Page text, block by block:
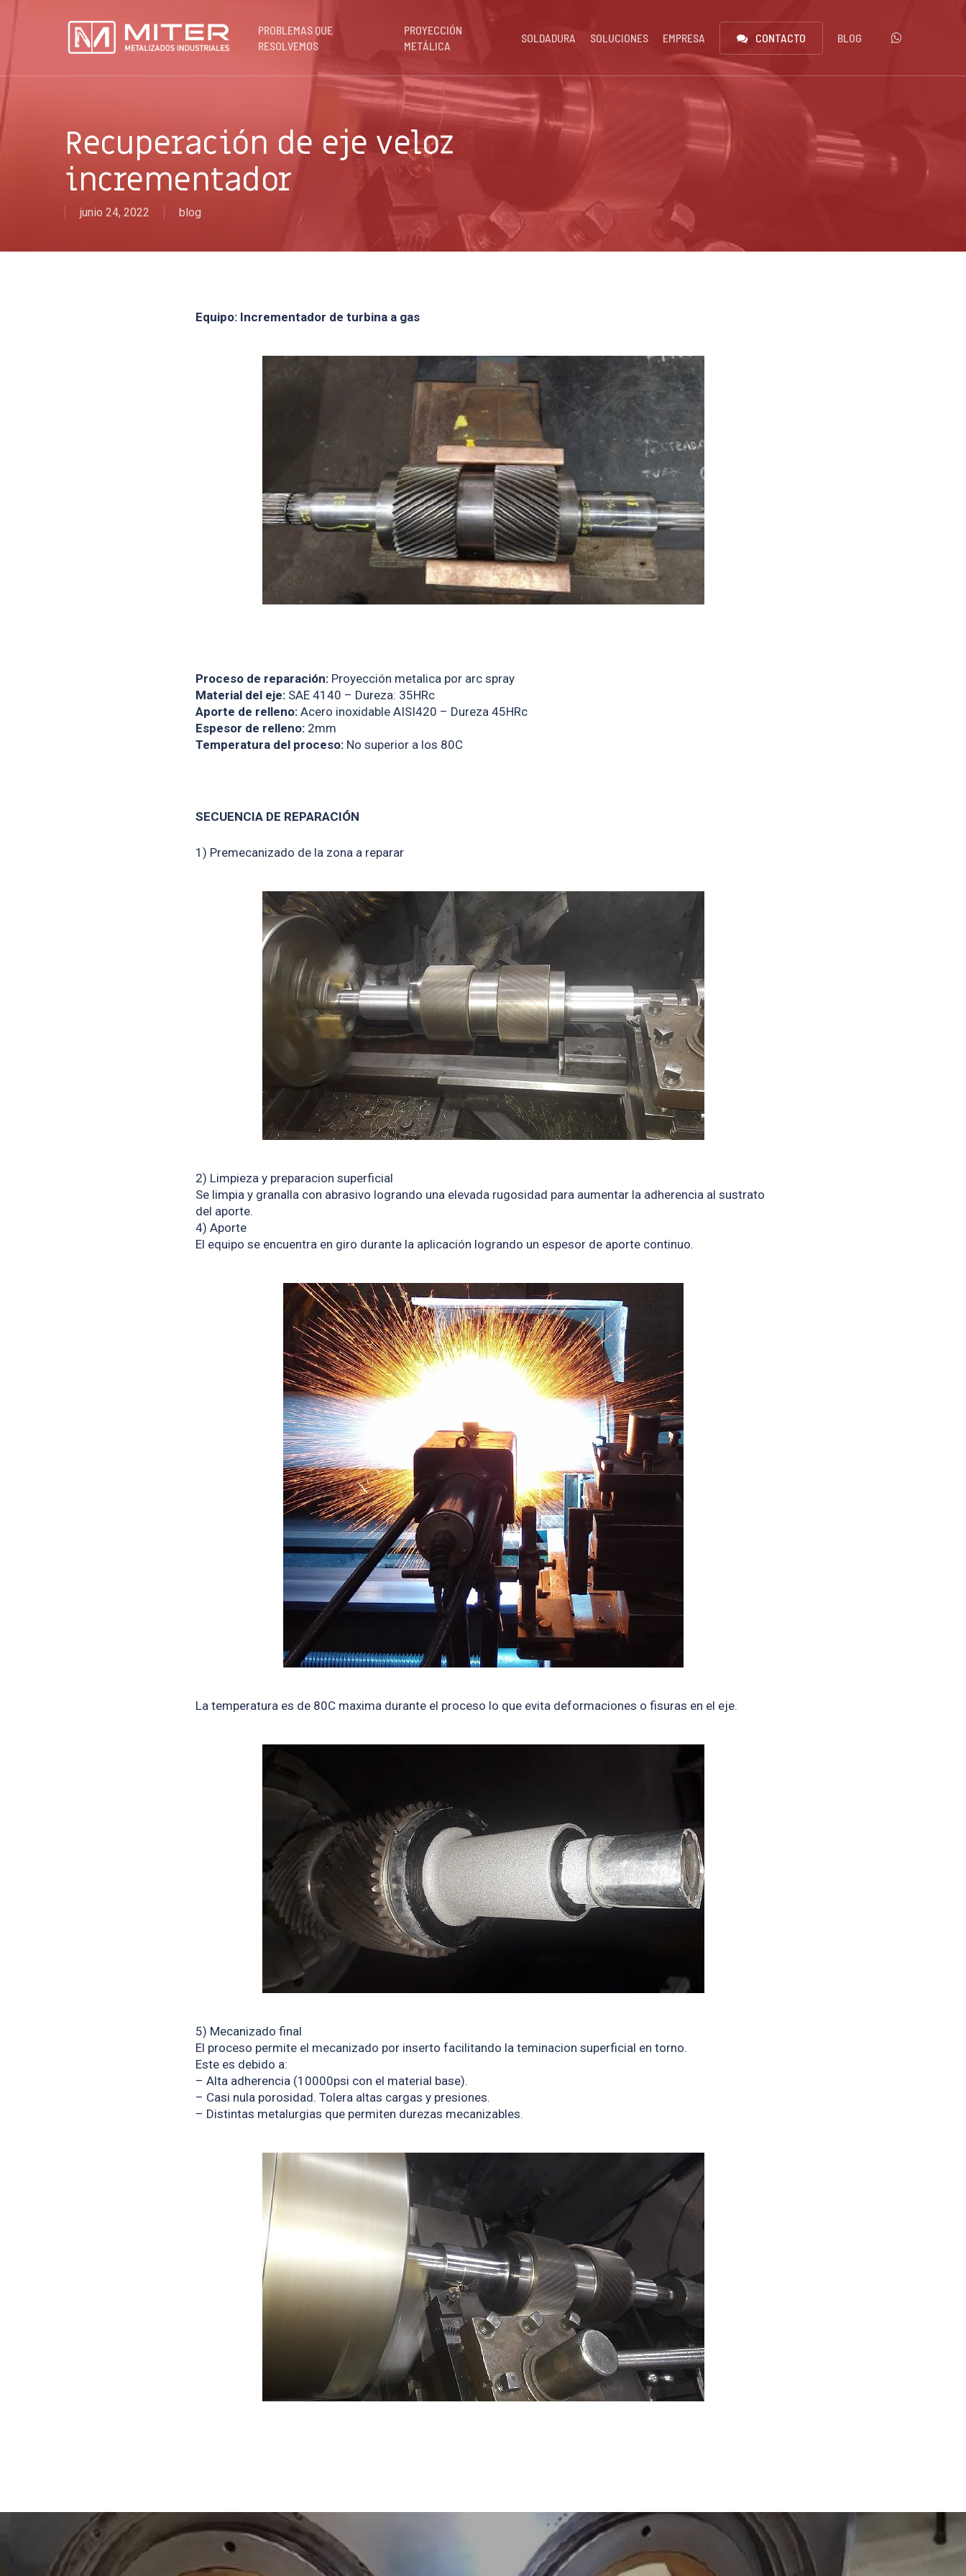
PROBLEMAS QUE
RESOLVEMOS
PROYECCIÓN
METÁLICA
SOLDADURA SOLUCIONES EMPRESA CONTACTO BLOG WHATSAPP
Recuperación de eje veloz
incrementador
junio 24, 2022 blog
Equipo: Incrementador de turbina a gas
Proceso de reparación: Proyección metalica por arc spray
Material del eje: SAE 4140 – Dureza: 35HRc
Aporte de relleno: Acero inoxidable AISI420 – Dureza 45HRc
Espesor de relleno: 2mm
Temperatura del proceso: No superior a los 80C
SECUENCIA DE REPARACIÓN
1) Premecanizado de la zona a reparar
2) Limpieza y preparacion superficial
Se limpia y granalla con abrasivo logrando una elevada rugosidad para aumentar la adherencia al sustrato
del aporte.
4) Aporte
El equipo se encuentra en giro durante la aplicación logrando un espesor de aporte continuo.
La temperatura es de 80C maxima durante el proceso lo que evita deformaciones o fisuras en el eje.
5) Mecanizado final
El proceso permite el mecanizado por inserto facilitando la teminacion superficial en torno.
Este es debido a:
– Alta adherencia (10000psi con el material base).
– Casi nula porosidad. Tolera altas cargas y presiones.
– Distintas metalurgias que permiten durezas mecanizables.